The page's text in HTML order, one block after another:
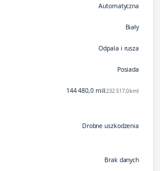
Automatyczna
Biały
Odpala i rusza
Posiada
144 480,0 mil(232 517,0 km)
Drobne uszkodzenia
Brak danych